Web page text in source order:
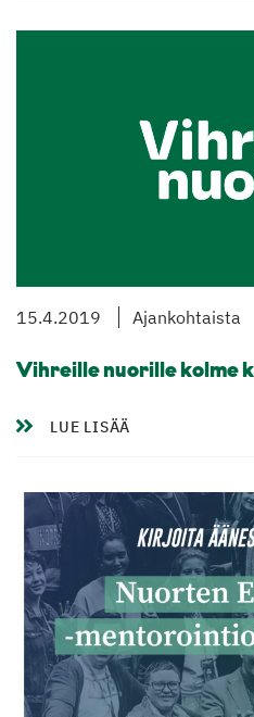
15.4.2019 Ajankohtaista
Vihreille nuorille kolme
LUE LISÄÄ